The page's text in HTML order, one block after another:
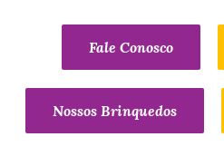
Fale Conosco
Nossos Brinquedos